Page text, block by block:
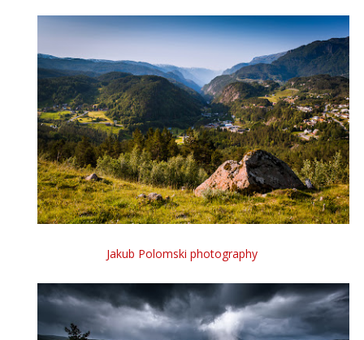
Jakub Polomski photography